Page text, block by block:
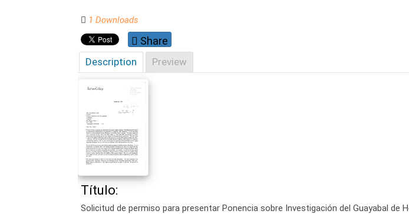
1 Downloads
Share
Description Preview
Título:
Solicitud de permiso para presentar Ponencia sobre Investigación del Guayabal de